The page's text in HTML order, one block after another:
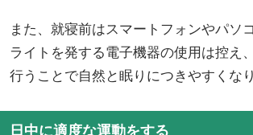
また、就寝前はスマートフォンやパソ
ライトを発する電子機器の使用は控え
行うことで自然と眠りにつきやすくなり
日中に適度な運動をする